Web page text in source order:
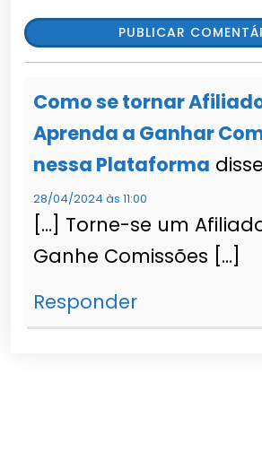
Como se tornar
Aprenda a Ganhar
nessa Plataforma
28/04/2024 às 11:00
[…] Torne-se um
Ganhe Comissões […]
Responder